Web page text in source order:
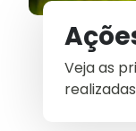
Veja as